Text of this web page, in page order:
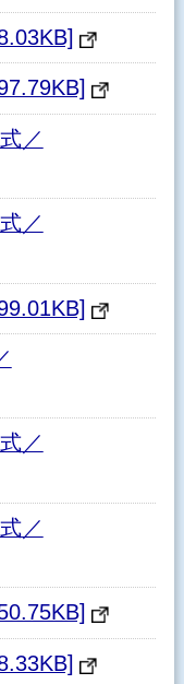
／
／
／
／